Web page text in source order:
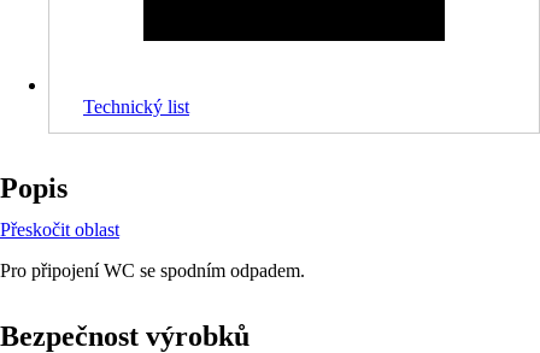
Technický list
Popis
Přeskočit oblast
Pro připojení WC se spodním odpadem.
Bezpečnost výrobků